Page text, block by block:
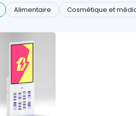
Alimentaire Cosmétique et